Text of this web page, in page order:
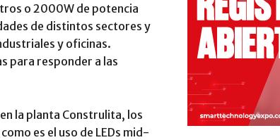
o 2000W de potencia
de distintos sectores y
y oficinas.
para responder a las
la planta Construlita, los
es el uso de LEDs mid-